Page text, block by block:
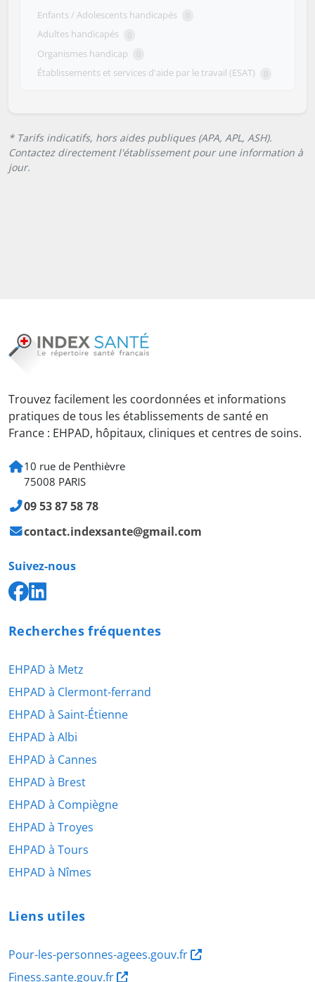
Enfants / Adolescents handicapés 0
Adultes handicapés 0
Organismes handicap 0
Établissements et services d'aide par le travail (ESAT) 0
* Tarifs indicatifs, hors aides publiques (APA, APL, ASH).
Contactez directement l'établissement pour une information à
jour.
Trouvez facilement les coordonnées et informations
pratiques de tous les établissements de santé en
France : EHPAD, hôpitaux, cliniques et centres de soins.
10 rue de Penthièvre
75008 PARIS
09 53 87 58 78
contact.indexsante@gmail.com
Suivez-nous
Recherches fréquentes
EHPAD à Metz
EHPAD à Clermont-ferrand
EHPAD à Saint-Étienne
EHPAD à Albi
EHPAD à Cannes
EHPAD à Brest
EHPAD à Compiègne
EHPAD à Troyes
EHPAD à Tours
EHPAD à Nîmes
Liens utiles
Pour-les-personnes-agees.gouv.fr
Finess.sante.gouv.fr